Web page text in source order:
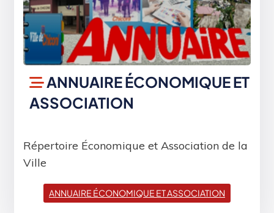
ANNUAIRE ÉCONOMIQUE ET
ASSOCIATION
Répertoire Économique et Association de la
Ville
ANNUAIRE ÉCONOMIQUE ET ASSOCIATION